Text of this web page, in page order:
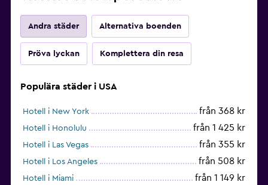
Andra städer Alternativa boenden
Pröva lyckan Komplettera din resa
Populära städer i USA
Hotell i New York från 368 kr
Hotell i Honolulu från 1 425 kr
Hotell i Las Vegas från 355 kr
Hotell i Los Angeles från 508 kr
Hotell i Miami från 1 149 kr